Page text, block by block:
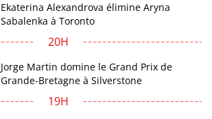
Ekaterina Alexandrova élimine Aryna
Sabalenka à Toronto
20H
Jorge Martin domine le Grand Prix de
Grande-Bretagne à Silverstone
19H